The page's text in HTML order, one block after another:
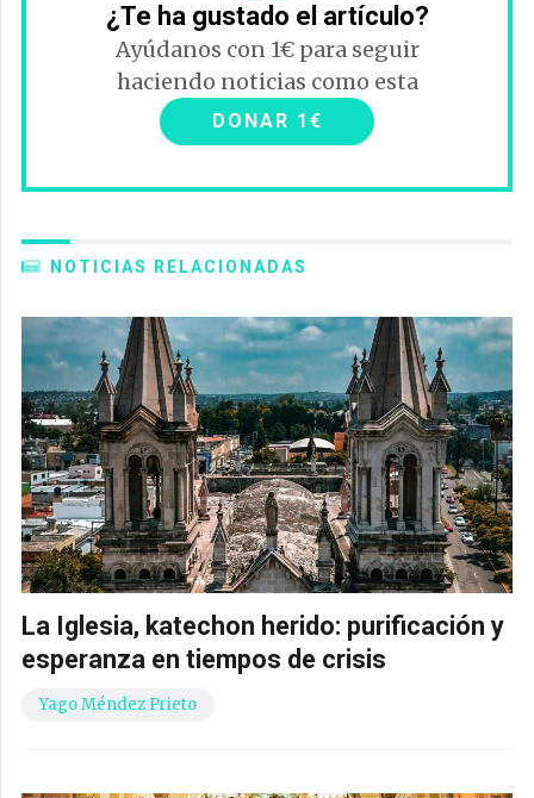
¿Te ha gustado el artículo?
Ayúdanos con 1€ para seguir
haciendo noticias como esta
DONAR 1€
NOTICIAS RELACIONADAS
La Iglesia, katechon herido: purificación y
esperanza en tiempos de crisis
Yago Méndez Prieto